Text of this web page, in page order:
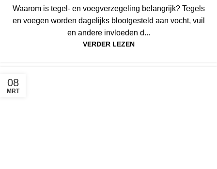
Waarom is tegel- en voegverzegeling belangrijk? Tegels
en voegen worden dagelijks blootgesteld aan vocht, vuil
en andere invloeden d...
VERDER LEZEN
08
MRT